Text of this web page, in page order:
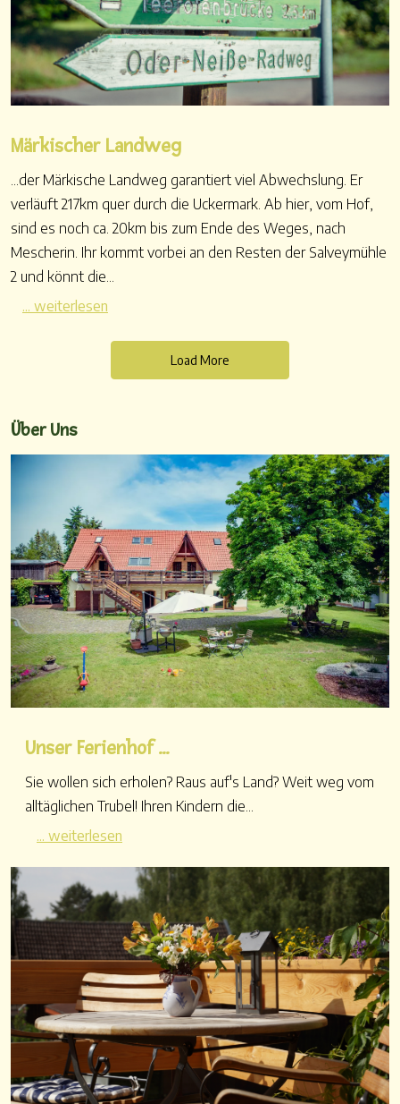
Märkischer Landweg
...der Märkische Landweg garantiert viel Abwechslung. Er
verläuft 217km quer durch die Uckermark. Ab hier, vom Hof,
sind es noch ca. 20km bis zum Ende des Weges, nach
Mescherin. Ihr kommt vorbei an den Resten der Salveymühle
2 und könnt die...
... weiterlesen
Load More
Über Uns
Unser Ferienhof ...
Sie wollen sich erholen? Raus auf's Land? Weit weg vom
alltäglichen Trubel! Ihren Kindern die...
... weiterlesen